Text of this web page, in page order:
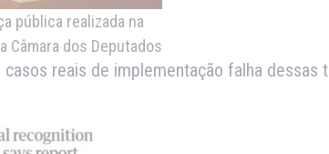
pública realizada na
Câmara dos Deputados
reais de implementação falha dessas